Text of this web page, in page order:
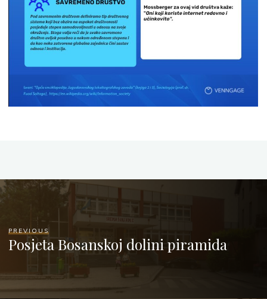
PREVIOUS
Posjeta Bosanskoj dolini piramida